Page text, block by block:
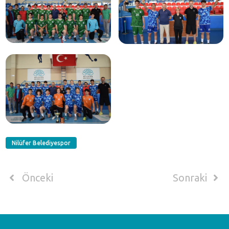
Nilüfer Belediyespor
Önceki Sonraki